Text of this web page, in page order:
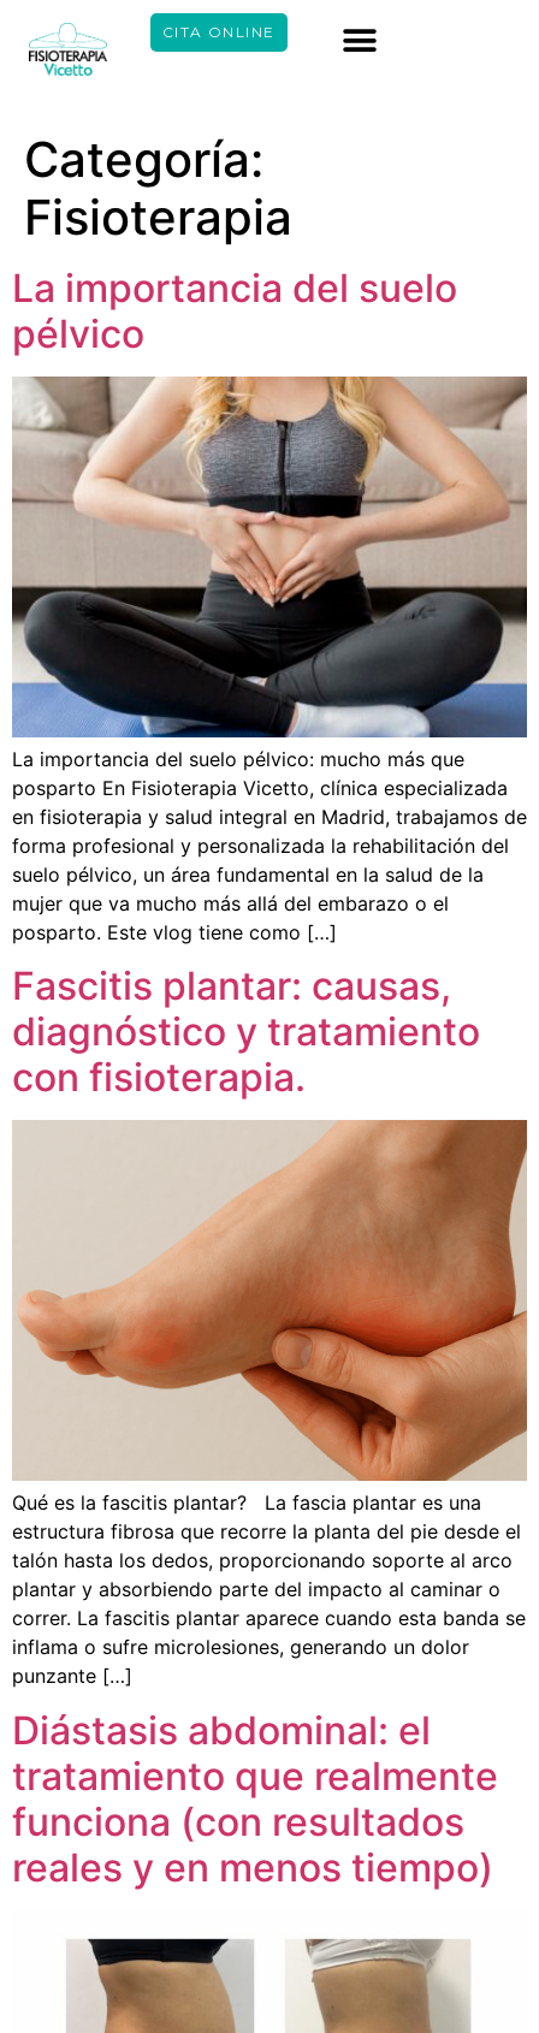
CITA ONLINE
Categoría:
Fisioterapia
La importancia del suelo
pélvico
La importancia del suelo pélvico: mucho más que
posparto En Fisioterapia Vicetto, clínica especializada
en fisioterapia y salud integral en Madrid, trabajamos de
forma profesional y personalizada la rehabilitación del
suelo pélvico, un área fundamental en la salud de la
mujer que va mucho más allá del embarazo o el
posparto. Este vlog tiene como […]
Fascitis plantar: causas,
diagnóstico y tratamiento
con fisioterapia.
Qué es la fascitis plantar? La fascia plantar es una
estructura fibrosa que recorre la planta del pie desde el
talón hasta los dedos, proporcionando soporte al arco
plantar y absorbiendo parte del impacto al caminar o
correr. La fascitis plantar aparece cuando esta banda se
inflama o sufre microlesiones, generando un dolor
punzante […]
Diástasis abdominal: el
tratamiento que realmente
funciona (con resultados
reales y en menos tiempo)